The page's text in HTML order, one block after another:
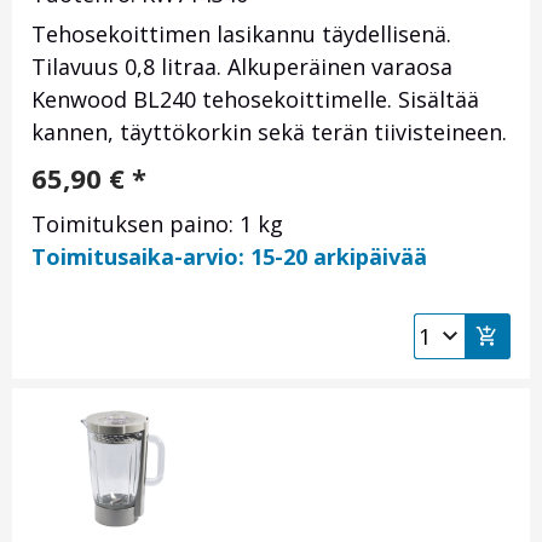
Tehosekoittimen lasikannu täydellisenä.
Tilavuus 0,8 litraa. Alkuperäinen varaosa
Kenwood BL240 tehosekoittimelle. Sisältää
kannen, täyttökorkin sekä terän tiivisteineen.
65,90 € *
Toimituksen paino: 1 kg
Toimitusaika-arvio: 15-20 arkipäivää